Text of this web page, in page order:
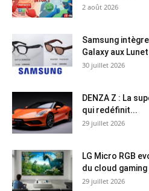
2 août 2026
Samsung
Galaxy aux
30 juillet 2026
DENZA Z : La
qui redéfinit...
29 juillet 2026
LG Micro RGB
du cloud gaming
29 juillet 2026